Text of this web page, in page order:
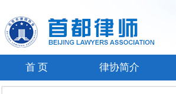
首 页 律协简介